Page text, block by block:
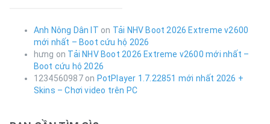
Anh Nông Dân IT on Tải NHV Boot 2026 Extreme v2600
mới nhất – Boot cứu hộ 2026
hưng on Tải NHV Boot 2026 Extreme v2600 mới nhất –
Boot cứu hộ 2026
1234560987on PotPlayer 1.7.22851 mới nhất 2026 +
Skins – Chơi video trên PC